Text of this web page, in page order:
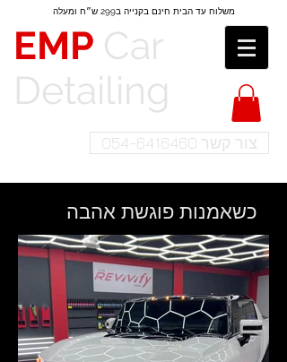
משלוח עד הבית חינם בקנייה ב299 ש״ח​​ ומעלה
EMP Car
Detailing​
צור קשר 054-6416460
כשאמנות פוגשת אהבה